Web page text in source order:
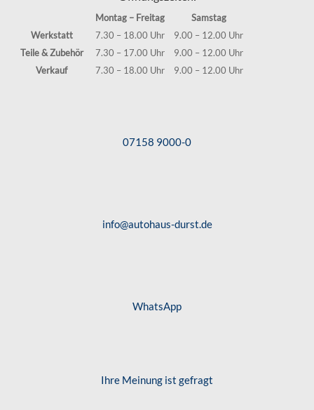
Montag – Freitag
Samstag
Werkstatt
7.30 – 18.00 Uhr
9.00 – 12.00 Uhr
Teile & Zubehör
7.30 – 17.00 Uhr
9.00 – 12.00 Uhr
Verkauf
7.30 – 18.00 Uhr 9.00 – 12.00 Uhr
07158 9000-0
info@autohaus-durst.de
WhatsApp
Ihre Meinung ist gefragt